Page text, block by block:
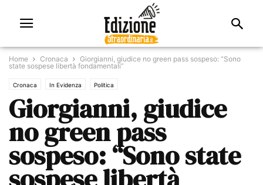
Home Cronaca
Giorgianni, giudice no green pass sospeso: “Sono
state sospese libertà fondamentali”
Cronaca In Evidenza Politica
Giorgianni, giudice
no green pass
sospeso: “Sono state